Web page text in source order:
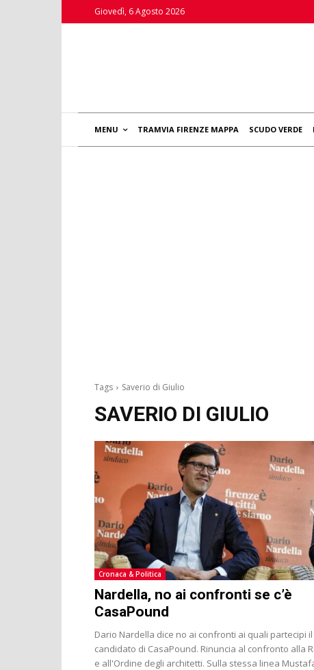
Giovedì, 6 Agosto 2026
MENU TRAMVIA FIRENZE MAPPA SCUDO VERDE
Tags Saverio di Giulio
SAVERIO DI GIULIO
Cronaca & Politica
Nardella, no ai confronti se c’è
CasaPound
Dario Nardella dice no ai confronti ai quali partecipi il
candidato di CasaPound. Rinuncia al confronto alla
e all'Ordine degli architetti. Sulla stessa linea